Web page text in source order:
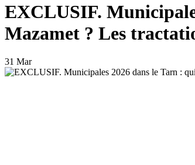
EXCLUSIF.
Mazamet ? Les
31 Mar